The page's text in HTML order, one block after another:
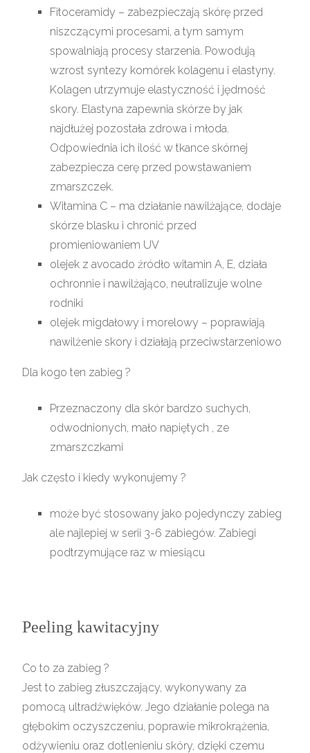
Fitoceramidy – zabezpieczają skórę przed
niszczącymi procesami, a tym samym
spowalniają procesy starzenia. Powodują
wzrost syntezy komórek kolagenu i elastyny.
Kolagen utrzymuje elastyczność i jędrność
skory. Elastyna zapewnia skórze by jak
najdłużej pozostała zdrowa i młoda.
Odpowiednia ich ilość w tkance skórnej
zabezpiecza cerę przed powstawaniem
zmarszczek.
Witamina C – ma działanie nawilżające, dodaje
skórze blasku i chronić przed
promieniowaniem UV
olejek z avocado źródło witamin A, E, działa
ochronnie i nawilżająco, neutralizuje wolne
rodniki
olejek migdałowy i morelowy – poprawiają
nawilżenie skory i działają przeciwstarzeniowo
Dla kogo ten zabieg ?
Przeznaczony dla skór bardzo suchych,
odwodnionych, mało napiętych , ze
zmarszczkami
Jak często i kiedy wykonujemy ?
może być stosowany jako pojedynczy zabieg
ale najlepiej w serii 3-6 zabiegów. Zabiegi
podtrzymujące raz w miesiącu
Peeling kawitacyjny
Co to za zabieg ?
Jest to zabieg złuszczający, wykonywany za
pomocą ultradźwięków. Jego działanie polega na
głębokim oczyszczeniu, poprawie mikrokrążenia,
odżywieniu oraz dotlenieniu skóry, dzięki czemu